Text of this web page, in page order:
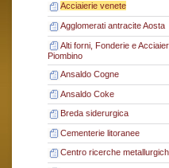
Acciaierie venete
Agglomerati antracite Aosta
Alti forni, Fonderie e
Piombino
Ansaldo Cogne
Ansaldo Coke
Breda siderurgica
Cementerie litoranee
Centro ricerche